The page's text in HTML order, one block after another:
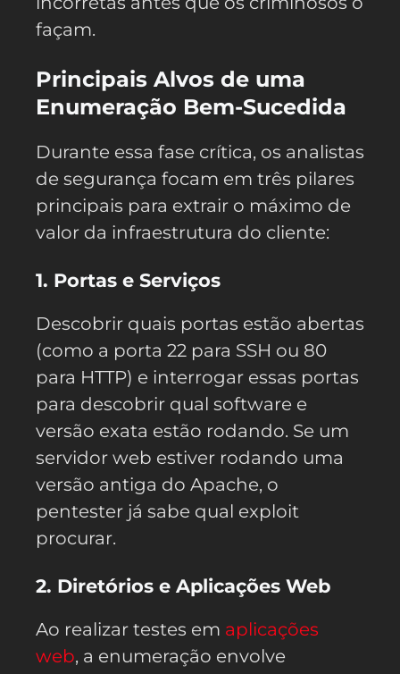
façam.
Principais Alvos de uma
Enumeração Bem-Sucedida
Durante essa fase crítica, os analistas
de segurança focam em três pilares
principais para extrair o máximo de
valor da infraestrutura do cliente:
1. Portas e Serviços
Descobrir quais portas estão abertas
(como a porta 22 para SSH ou 80
para HTTP) e interrogar essas portas
para descobrir qual software e
versão exata estão rodando. Se um
servidor web estiver rodando uma
versão antiga do Apache, o
pentester já sabe qual exploit
procurar.
2. Diretórios e Aplicações Web
Ao realizar testes em aplicações
web, a enumeração envolve